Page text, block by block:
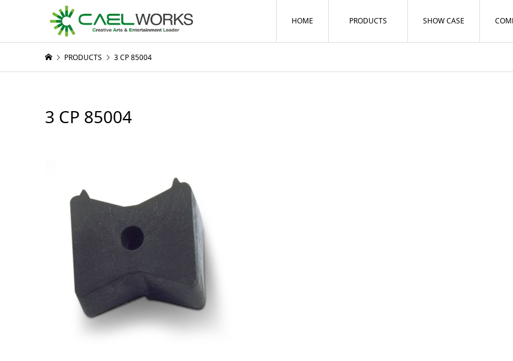
HOME PRODUCTS SHOW CASE
PRODUCTS 3 CP 85004
3 CP 85004